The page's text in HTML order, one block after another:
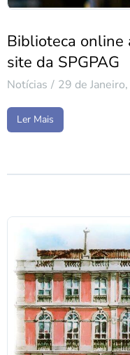
Biblioteca online
site da SPGPAG
Notícias 29 de
Ler Mais